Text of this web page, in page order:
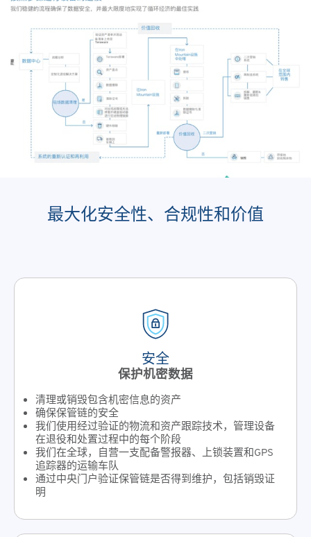
最大化安全性、合规性和价值
安全
保护机密数据
清理或销毁包含机密信息的资产
确保保管链的安全
我们使用经过验证的物流和资产跟踪技术，管理设备
在退役和处置过程中的每个阶段
我们在全球，自营一支配备警报器、上锁装置和GPS
追踪器的运输车队
通过中央门户验证保管链是否得到维护，包括销毁证
明